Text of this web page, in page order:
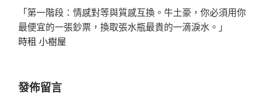
「第一階段：情感對等與質感互換。牛土豪，你必須用你
最便宜的一張鈔票，換取張水瓶最貴的一滴淚水。」
時租 小樹屋
發佈留言